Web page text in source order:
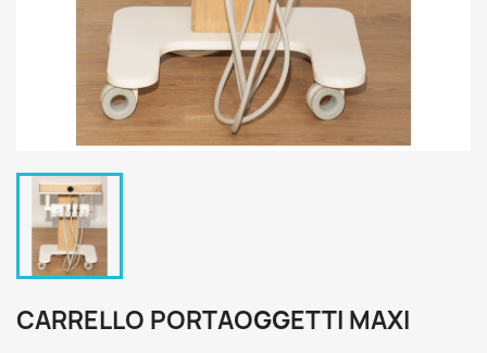
CARRELLO PORTAOGGETTI MAXI